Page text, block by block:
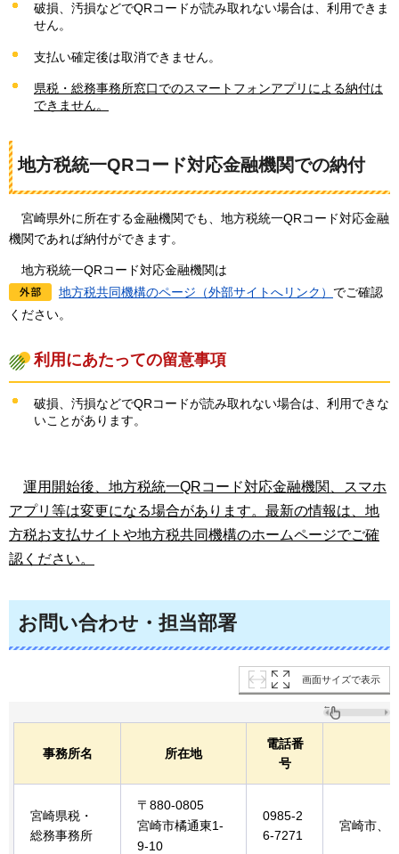
破損、汚損などでQRコードが読み取れない場合は、利用できま
せん。
支払い確定後は取消できません。
県税・総務事務所窓口でのスマートフォンアプリによる納付は
できません。
地方税統一QRコード対応金融機関での納付
宮崎県外に所在する金融機関でも、地方税統一QRコード対応金融
機関であれば納付ができます。
地方税統一QRコード対応金融機関は
地方税共同機構のページ（外部サイトへリンク） でご確認
ください。
利用にあたっての留意事項
破損、汚損などでQRコードが読み取れない場合は、利用できな
いことがあります。
運用開始後、地方税統一QRコード対応金融機関、スマホ
アプリ等は変更になる場合があります。最新の情報は、地
方税お支払サイトや地方税共同機構のホームページでご確
認ください。
お問い合わせ・担当部署
画面サイズで表示
事務所名 所在地
電話番
号
宮崎県税・
総務事務所
〒880-0805
宮崎市橘通東1-
9-10
0985-2
6-7271
宮崎市、